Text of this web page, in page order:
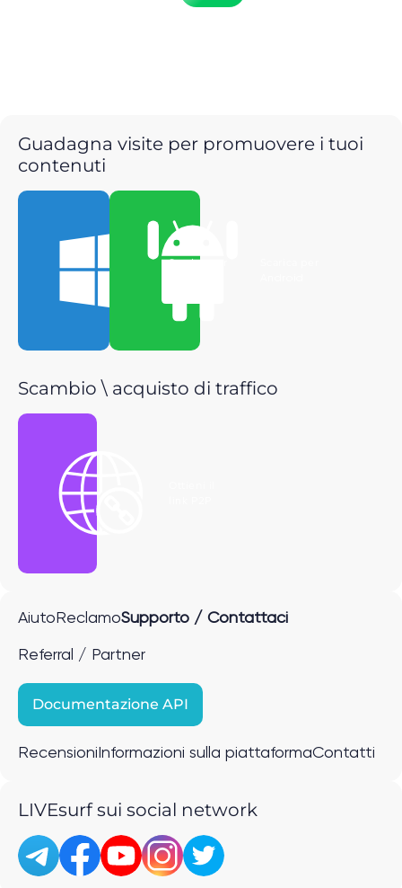
Guadagna visite per promuovere i tuoi
contenuti
Scarica per
Scambio \ acquisto di traffico
Aiuto ReclamoSupporto / Contattaci
Referral / Partner
Documentazione API
Recensioni Informazioni sulla piattaformaContatti
LIVEsurf sui social network